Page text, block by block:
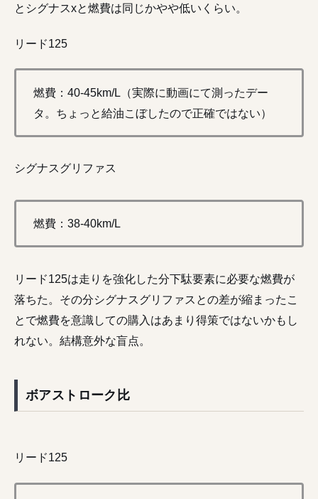
とシグナスxと燃費は同じかやや低いくらい。
リード125
燃費：40-45km/L（実際に動画にて測ったデー
タ。ちょっと給油こぼしたので正確ではない）
シグナスグリファス
燃費：38-40km/L
リード125は走りを強化した分下駄要素に必要な燃費が
落ちた。その分シグナスグリファスとの差が縮まったこ
とで燃費を意識しての購入はあまり得策ではないかもし
れない。結構意外な盲点。
ボアストローク比
リード125